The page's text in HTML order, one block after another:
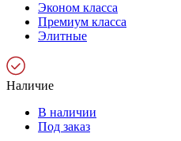
Эконом класса
Премиум класса
Элитные
Наличие
В наличии
Под заказ